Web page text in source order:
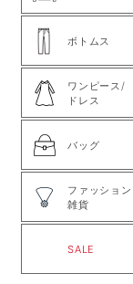
ボトムス
ワンピース/
ドレス
バッグ
ファッション
雑貨
SALE